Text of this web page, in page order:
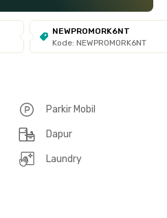
NEWPROMORK6NT
Kode: NEWPROMORK6NT
Parkir Mobil
Dapur
Laundry